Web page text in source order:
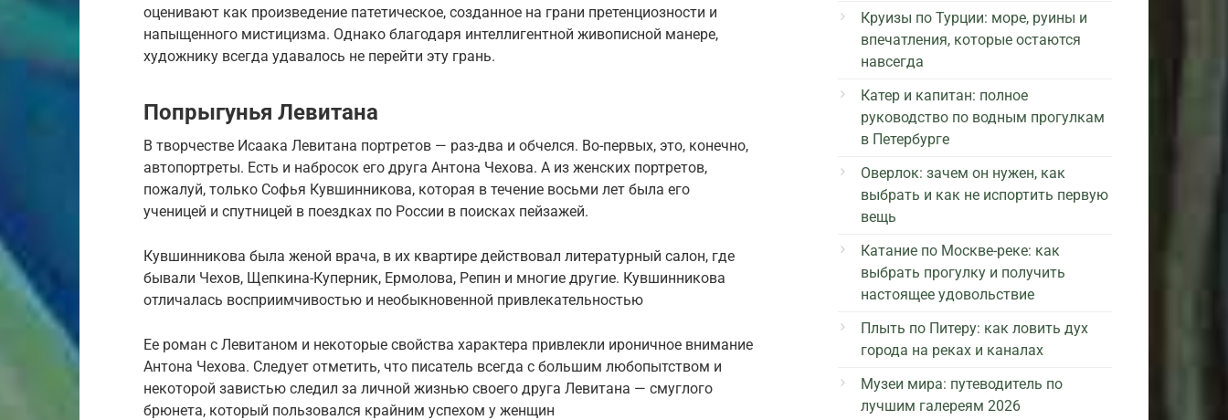
оценивают как произведение патетическое, созданное на грани претенциозности и
напыщенного мистицизма. Однако благодаря интеллигентной живописной манере,
художнику всегда удавалось не перейти эту грань.
Попрыгунья Левитана
В творчестве Исаака Левитана портретов — раз-два и обчелся. Во-первых, это, конечно,
автопортреты. Есть и набросок его друга Антона Чехова. А из женских портретов,
пожалуй, только Софья Кувшинникова, которая в течение восьми лет была его
ученицей и спутницей в поездках по России в поисках пейзажей.
Кувшинникова была женой врача, в их квартире действовал литературный салон, где
бывали Чехов, Щепкина-Куперник, Ермолова, Репин и многие другие. Кувшинникова
отличалась восприимчивостью и необыкновенной привлекательностью
Ее роман с Левитаном и некоторые свойства характера привлекли ироничное внимание
Антона Чехова. Следует отметить, что писатель всегда с большим любопытством и
некоторой завистью следил за личной жизнью своего друга Левитана — смуглого
брюнета, который пользовался крайним успехом у женщин
Круизы по Турции: море, руины и
впечатления, которые остаются
навсегда
Катер и капитан: полное
руководство по водным прогулкам
в Петербурге
Оверлок: зачем он нужен, как
выбрать и как не испортить первую
вещь
Катание по Москве-реке: как
выбрать прогулку и получить
настоящее удовольствие
Плыть по Питеру: как ловить дух
города на реках и каналах
Музеи мира: путеводитель по
лучшим галереям 2026